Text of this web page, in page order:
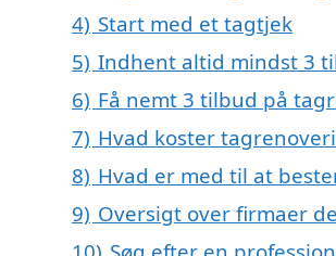
4) Start med et tagtjek
5) Indhent altid mindst 3
6) Få nemt 3 tilbud på
7) Hvad koster
8) Hvad er med til at
9) Oversigt over firmaer